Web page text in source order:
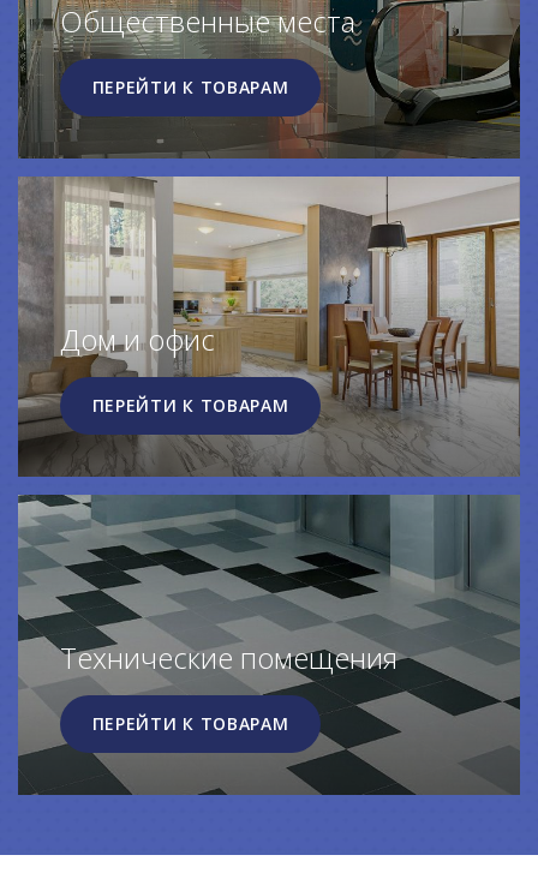
Общественные места
ПЕРЕЙТИ К ТОВАРАМ
Дом и офис
ПЕРЕЙТИ К ТОВАРАМ
Технические помещения
ПЕРЕЙТИ К ТОВАРАМ